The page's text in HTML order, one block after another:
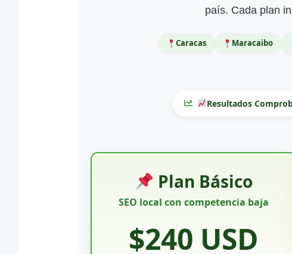
país. Cada plan
Caracas Maracaibo
Resultados
Plan Básico
SEO local con competencia baja
$240 USD